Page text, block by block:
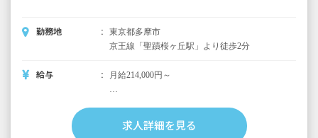
勤務地
東京都多摩市
京王線「聖蹟桜ヶ丘駅」より徒歩2分
給与 月給214,000円～
■早朝手当 （開園～8時）
求人詳細を見る